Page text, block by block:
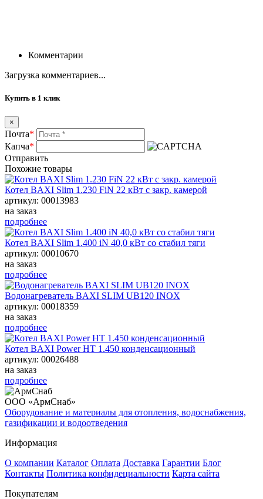
Комментарии
Загрузка комментариев...
Купить в 1 клик
×
Почта*
Капча*
Отправить
Похожие товары
Котел BAXI Slim 1.230 FiN 22 кВт с закр. камерой
артикул: 00013983
на заказ
подробнее
Котел BAXI Slim 1.400 iN 40,0 кВт со стабил тяги
артикул: 00010670
на заказ
подробнее
Водонагреватель BAXI SLIM UB120 INOX
артикул: 00018359
на заказ
подробнее
Котел BAXI Power HT 1.450 конденсационный
артикул: 00026488
на заказ
подробнее
ООО «АрмСнаб»
Оборудование и материалы для отопления, водоснабжения,
газификации и водоотведения
Информация
О компании Каталог Оплата Доставка Гарантии Блог
Контакты Политика конфидециальности Карта сайта
Покупателям